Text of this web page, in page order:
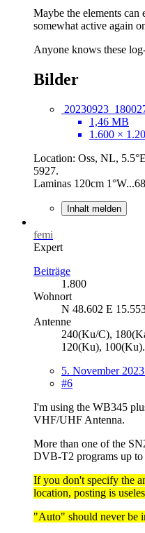
Maybe the elements can
somewhat active again
Anyone knows these
Bilder
1,46 MB
1.600 ×
Location: Oss, NL,
5927.
Laminas 120cm
Inhalt melden
femi
Expert
Beiträge
1.800
Wohnort
N 48.602 E
Antenne
240(Ku/C),
120(Ku),
5. November
#6
I'm using the WB345
VHF/UHF Antenna.
More than one of the
DVB-T2 programs up
If you don't specify the
location, posting is
"Auto" should never be